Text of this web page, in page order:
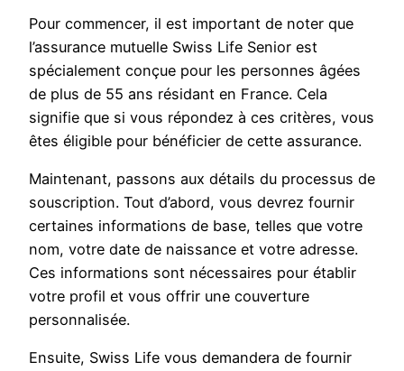
Pour commencer, il est important de noter que
l’assurance mutuelle Swiss Life Senior est
spécialement conçue pour les personnes âgées
de plus de 55 ans résidant en France. Cela
signifie que si vous répondez à ces critères, vous
êtes éligible pour bénéficier de cette assurance.
Maintenant, passons aux détails du processus de
souscription. Tout d’abord, vous devrez fournir
certaines informations de base, telles que votre
nom, votre date de naissance et votre adresse.
Ces informations sont nécessaires pour établir
votre profil et vous offrir une couverture
personnalisée.
Ensuite, Swiss Life vous demandera de fournir